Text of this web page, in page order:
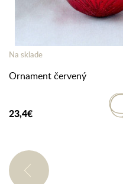
Na sklade
Ornament červený
23,4€